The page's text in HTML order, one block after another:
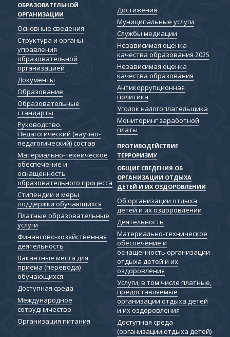
ОБРАЗОВАТЕЛЬНОЙ
ОРГАНИЗАЦИИ
Основные сведения
Структура и органы
управления
образовательной
организацией
Документы
Образование
Образовательные
стандарты
Руководство.
Педагогический (научно-
педагогический) состав
Материально-техническое
обеспечение и
оснащенность
образовательного процесса
Стипендии и меры
поддержки обучающихся
Платные образовательные
услуги
Финансово-хозяйственная
деятельность
Вакантные места для
приёма (перевода)
обучающихся
Доступная среда
Международное
сотрудничество
Организация питания
Достижения
Муниципальные услуги
Службы медиации
Независимая оценка
качества образования 2025
Независимая оценка
качества образования
Антикоррупционная
политика
Уголок налогоплательщика
Мониторинг заработной
платы
ПРОТИВОДЕЙСТВИЕ
ТЕРРОРИЗМУ
ОБЩИЕ СВЕДЕНИЯ ОБ
ОРГАНИЗАЦИИ ОТДЫХА
ДЕТЕЙ И ИХ ОЗДОРОВЛЕНИИ
Об организации отдыха
детей и их оздоровлении
Деятельность
Материально-техническое
обеспечение и
оснащенность организации
отдыха детей и их
оздоровления
Услуги, в том числе платные,
предоставляемые
организации отдыха детей
и их оздоровления
Доступная среда
(организации отдыха детей)